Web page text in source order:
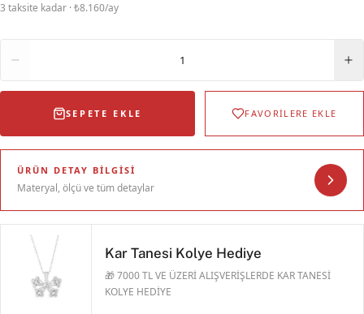
3 taksite kadar · ₺8.160/ay
1
SEPETE EKLE FAVORİLERE EKLE
ÜRÜN DETAY BILGISI
Materyal, ölçü ve tüm detaylar
Kar Tanesi Kolye Hediye
🎁 7000 TL VE ÜZERİ ALIŞVERİŞLERDE KAR TANESİ
KOLYE HEDİYE